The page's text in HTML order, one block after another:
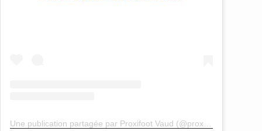
Une publication partagée par Proxifoot Vaud (@proxifoot_vd)